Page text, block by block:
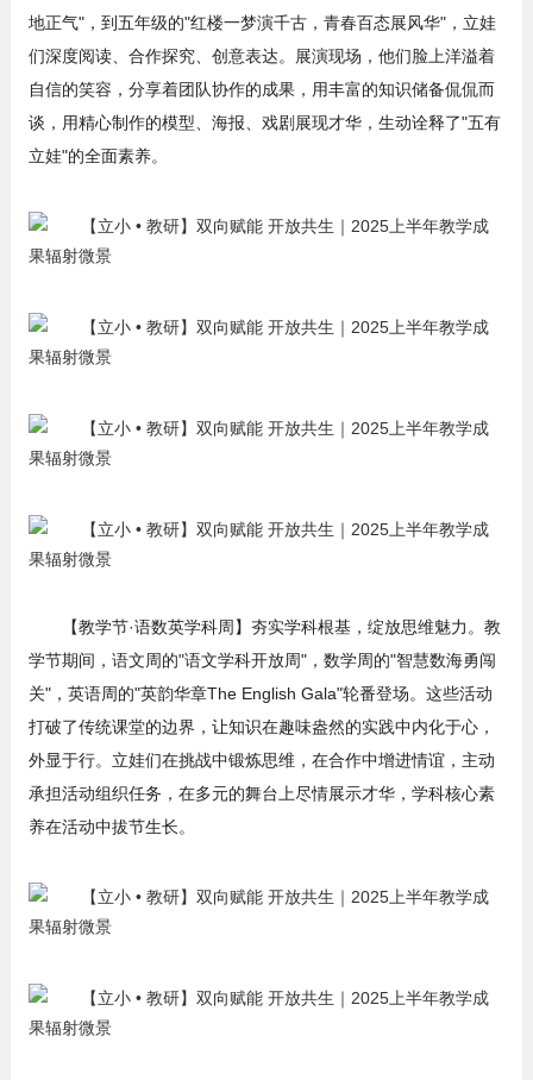
地正气"，到五年级的"红楼一梦演千古，青春百态展风华"，立娃
们深度阅读、合作探究、创意表达。展演现场，他们脸上洋溢着
自信的笑容，分享着团队协作的成果，用丰富的知识储备侃侃而
谈，用精心制作的模型、海报、戏剧展现才华，生动诠释了"五有
立娃"的全面素养。
【教学节·语数英学科周】夯实学科根基，绽放思维魅力。教
学节期间，语文周的"语文学科开放周"，数学周的"智慧数海勇闯
关"，英语周的"英韵华章The English Gala"轮番登场。这些活动
打破了传统课堂的边界，让知识在趣味盎然的实践中内化于心，
外显于行。立娃们在挑战中锻炼思维，在合作中增进情谊，主动
承担活动组织任务，在多元的舞台上尽情展示才华，学科核心素
养在活动中拔节生长。